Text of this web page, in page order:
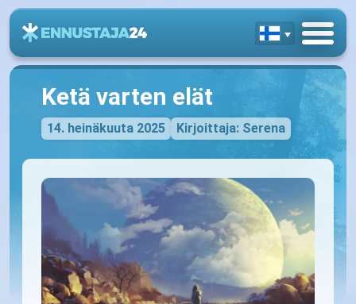
Ketä varten elät
14. heinäkuuta 2025 Kirjoittaja: Serena